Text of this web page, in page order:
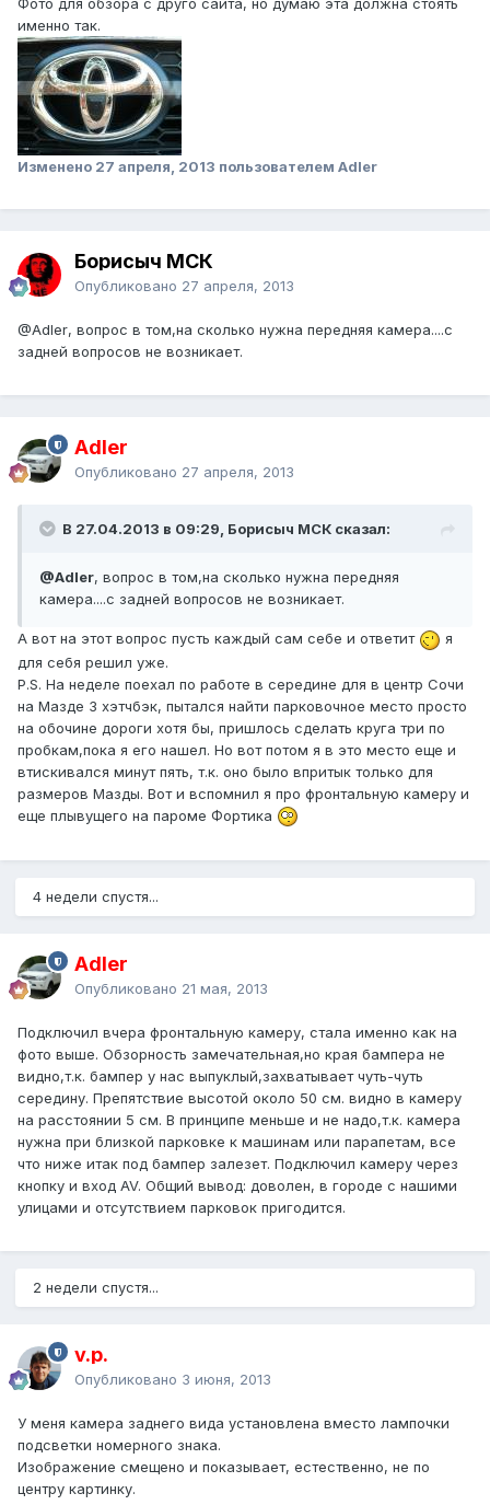
именно так.
Изменено 27 апреля, 2013 пользователем Adler
Борисыч МСК
Опубликовано 27 апреля, 2013
@Adler, вопрос в том,на сколько нужна передняя камера....с
задней вопросов не возникает.
Adler
Опубликовано 27 апреля, 2013
В 27.04.2013 в 09:29, Борисыч МСК сказал:
@Adler, вопрос в том,на сколько нужна передняя
камера....с задней вопросов не возникает.
А вот на этот вопрос пусть каждый сам себе и ответит
я
для себя решил уже.
P.S. На неделе поехал по работе в середине для в центр Сочи
на Мазде 3 хэтчбэк, пытался найти парковочное место просто
на обочине дороги хотя бы, пришлось сделать круга три по
пробкам,пока я его нашел. Но вот потом я в это место еще и
втискивался минут пять, т.к. оно было впритык только для
размеров Мазды. Вот и вспомнил я про фронтальную камеру и
еще плывущего на пароме Фортика
4 недели спустя...
Adler
Опубликовано 21 мая, 2013
Подключил вчера фронтальную камеру, стала именно как на
фото выше. Обзорность замечательная,но края бампера не
видно,т.к. бампер у нас выпуклый,захватывает чуть-чуть
середину. Препятствие высотой около 50 см. видно в камеру
на расстоянии 5 см. В принципе меньше и не надо,т.к. камера
нужна при близкой парковке к машинам или парапетам, все
что ниже итак под бампер залезет. Подключил камеру через
кнопку и вход AV. Общий вывод: доволен, в городе с нашими
улицами и отсутствием парковок пригодится.
2 недели спустя...
v.p.
Опубликовано 3 июня, 2013
У меня камера заднего вида установлена вместо лампочки
подсветки номерного знака.
Изображение смещено и показывает, естественно, не по
центру картинку.